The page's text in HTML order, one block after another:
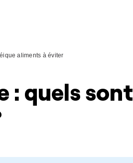
aliments à éviter
: quels sont